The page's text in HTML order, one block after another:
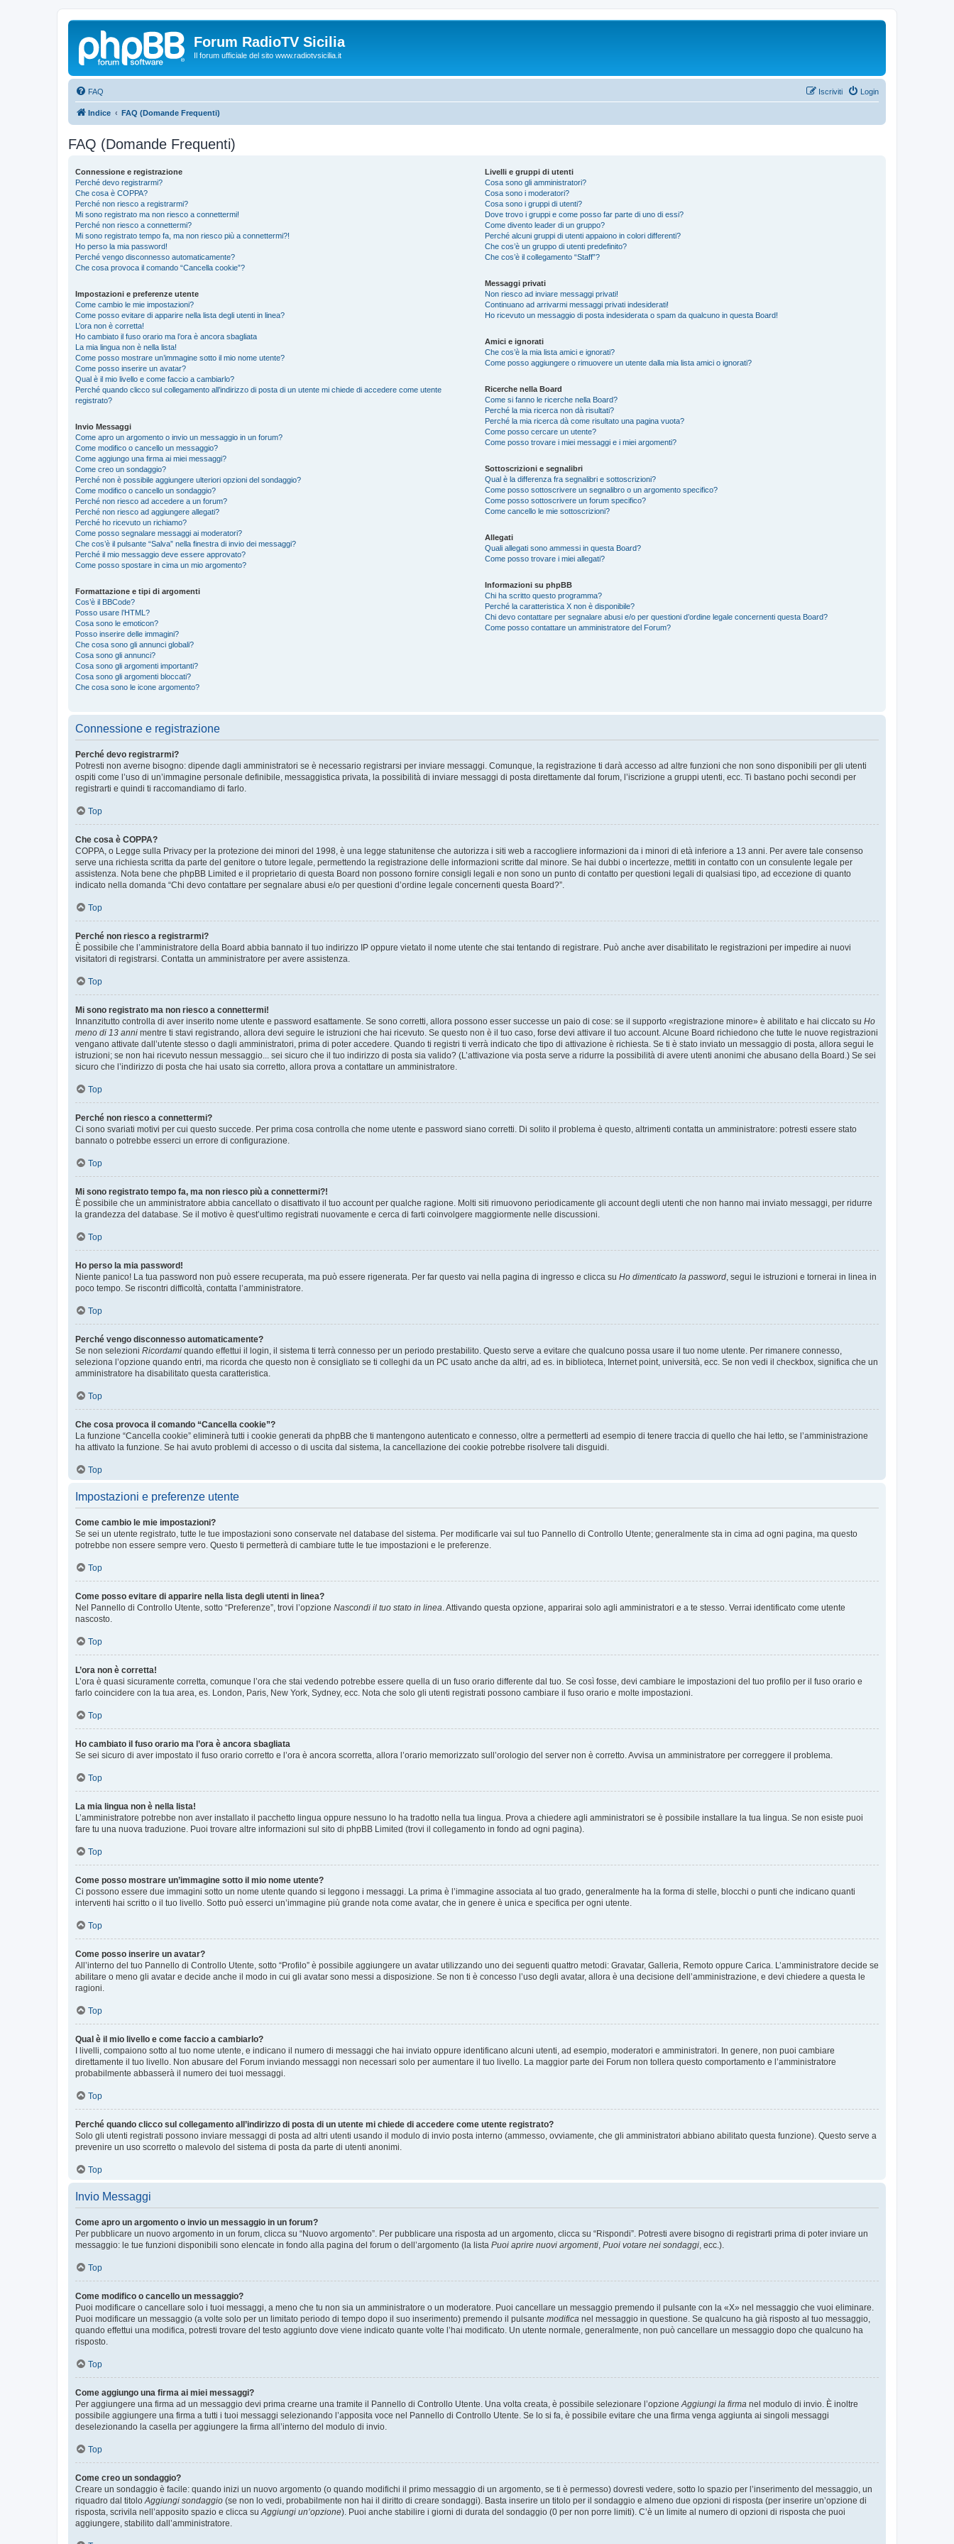
Forum RadioTV Sicilia
Il forum ufficiale del sito www.radiotvsicilia.it
FAQ Login
Iscriviti
Indice FAQ (Domande Frequenti)
FAQ (Domande Frequenti)
Connessione e registrazione
Perché devo registrarmi?
Che cosa è COPPA?
Perché non riesco a registrarmi?
Mi sono registrato ma non riesco a connettermi!
Perché non riesco a connettermi?
Mi sono registrato tempo fa, ma non riesco più a connettermi?!
Ho perso la mia password!
Perché vengo disconnesso automaticamente?
Che cosa provoca il comando “Cancella cookie”?
Impostazioni e preferenze utente
Come cambio le mie impostazioni?
Come posso evitare di apparire nella lista degli utenti in linea?
L’ora non è corretta!
Ho cambiato il fuso orario ma l’ora è ancora sbagliata
La mia lingua non è nella lista!
Come posso mostrare un’immagine sotto il mio nome utente?
Come posso inserire un avatar?
Qual è il mio livello e come faccio a cambiarlo?
Perché quando clicco sul collegamento all’indirizzo di posta di un utente mi chiede di accedere come utente
registrato?
Invio Messaggi
Come apro un argomento o invio un messaggio in un forum?
Come modifico o cancello un messaggio?
Come aggiungo una firma ai miei messaggi?
Come creo un sondaggio?
Perché non è possibile aggiungere ulteriori opzioni del sondaggio?
Come modifico o cancello un sondaggio?
Perché non riesco ad accedere a un forum?
Perché non riesco ad aggiungere allegati?
Perché ho ricevuto un richiamo?
Come posso segnalare messaggi ai moderatori?
Che cos’è il pulsante “Salva” nella finestra di invio dei messaggi?
Perché il mio messaggio deve essere approvato?
Come posso spostare in cima un mio argomento?
Formattazione e tipi di argomenti
Cos’è il BBCode?
Posso usare l’HTML?
Cosa sono le emoticon?
Posso inserire delle immagini?
Che cosa sono gli annunci globali?
Cosa sono gli annunci?
Cosa sono gli argomenti importanti?
Cosa sono gli argomenti bloccati?
Che cosa sono le icone argomento?
Livelli e gruppi di utenti
Cosa sono gli amministratori?
Cosa sono i moderatori?
Cosa sono i gruppi di utenti?
Dove trovo i gruppi e come posso far parte di uno di essi?
Come divento leader di un gruppo?
Perché alcuni gruppi di utenti appaiono in colori differenti?
Che cos’è un gruppo di utenti predefinito?
Che cos’è il collegamento “Staff”?
Messaggi privati
Non riesco ad inviare messaggi privati!
Continuano ad arrivarmi messaggi privati indesiderati!
Ho ricevuto un messaggio di posta indesiderata o spam da qualcuno in questa Board!
Amici e ignorati
Che cos’è la mia lista amici e ignorati?
Come posso aggiungere o rimuovere un utente dalla mia lista amici o ignorati?
Ricerche nella Board
Come si fanno le ricerche nella Board?
Perché la mia ricerca non dà risultati?
Perché la mia ricerca dà come risultato una pagina vuota?
Come posso cercare un utente?
Come posso trovare i miei messaggi e i miei argomenti?
Sottoscrizioni e segnalibri
Qual è la differenza fra segnalibri e sottoscrizioni?
Come posso sottoscrivere un segnalibro o un argomento specifico?
Come posso sottoscrivere un forum specifico?
Come cancello le mie sottoscrizioni?
Allegati
Quali allegati sono ammessi in questa Board?
Come posso trovare i miei allegati?
Informazioni su phpBB
Chi ha scritto questo programma?
Perché la caratteristica X non è disponibile?
Chi devo contattare per segnalare abusi e/o per questioni d’ordine legale concernenti questa Board?
Come posso contattare un amministratore del Forum?
Connessione e registrazione
Perché devo registrarmi?
Potresti non averne bisogno: dipende dagli amministratori se è necessario registrarsi per inviare messaggi. Comunque, la registrazione ti darà accesso ad altre funzioni che non sono disponibili per gli utenti
ospiti come l’uso di un’immagine personale definibile, messaggistica privata, la possibilità di inviare messaggi di posta direttamente dal forum, l’iscrizione a gruppi utenti, ecc. Ti bastano pochi secondi per
registrarti e quindi ti raccomandiamo di farlo.
Top
Che cosa è COPPA?
COPPA, o Legge sulla Privacy per la protezione dei minori del 1998, è una legge statunitense che autorizza i siti web a raccogliere informazioni da i minori di età inferiore a 13 anni. Per avere tale consenso
serve una richiesta scritta da parte del genitore o tutore legale, permettendo la registrazione delle informazioni scritte dal minore. Se hai dubbi o incertezze, mettiti in contatto con un consulente legale per
assistenza. Nota bene che phpBB Limited e il proprietario di questa Board non possono fornire consigli legali e non sono un punto di contatto per questioni legali di qualsiasi tipo, ad eccezione di quanto
indicato nella domanda “Chi devo contattare per segnalare abusi e/o per questioni d’ordine legale concernenti questa Board?”.
Top
Perché non riesco a registrarmi?
È possibile che l’amministratore della Board abbia bannato il tuo indirizzo IP oppure vietato il nome utente che stai tentando di registrare. Può anche aver disabilitato le registrazioni per impedire ai nuovi
visitatori di registrarsi. Contatta un amministratore per avere assistenza.
Top
Mi sono registrato ma non riesco a connettermi!
Innanzitutto controlla di aver inserito nome utente e password esattamente. Se sono corretti, allora possono esser successe un paio di cose: se il supporto «registrazione minore» è abilitato e hai cliccato su Ho
meno di 13 anni mentre ti stavi registrando, allora devi seguire le istruzioni che hai ricevuto. Se questo non è il tuo caso, forse devi attivare il tuo account. Alcune Board richiedono che tutte le nuove registrazioni
vengano attivate dall’utente stesso o dagli amministratori, prima di poter accedere. Quando ti registri ti verrà indicato che tipo di attivazione è richiesta. Se ti è stato inviato un messaggio di posta, allora segui le
istruzioni; se non hai ricevuto nessun messaggio... sei sicuro che il tuo indirizzo di posta sia valido? (L’attivazione via posta serve a ridurre la possibilità di avere utenti anonimi che abusano della Board.) Se sei
sicuro che l’indirizzo di posta che hai usato sia corretto, allora prova a contattare un amministratore.
Top
Perché non riesco a connettermi?
Ci sono svariati motivi per cui questo succede. Per prima cosa controlla che nome utente e password siano corretti. Di solito il problema è questo, altrimenti contatta un amministratore: potresti essere stato
bannato o potrebbe esserci un errore di configurazione.
Top
Mi sono registrato tempo fa, ma non riesco più a connettermi?!
È possibile che un amministratore abbia cancellato o disattivato il tuo account per qualche ragione. Molti siti rimuovono periodicamente gli account degli utenti che non hanno mai inviato messaggi, per ridurre
la grandezza del database. Se il motivo è quest’ultimo registrati nuovamente e cerca di farti coinvolgere maggiormente nelle discussioni.
Top
Ho perso la mia password!
Niente panico! La tua password non può essere recuperata, ma può essere rigenerata. Per far questo vai nella pagina di ingresso e clicca su Ho dimenticato la password , segui le istruzioni e tornerai in linea in
poco tempo. Se riscontri difficoltà, contatta l’amministratore.
Top
Perché vengo disconnesso automaticamente?
Se non selezioni Ricordami quando effettui il login, il sistema ti terrà connesso per un periodo prestabilito. Questo serve a evitare che qualcuno possa usare il tuo nome utente. Per rimanere connesso,
seleziona l’opzione quando entri, ma ricorda che questo non è consigliato se ti colleghi da un PC usato anche da altri, ad es. in biblioteca, Internet point, università, ecc. Se non vedi il checkbox, significa che un
amministratore ha disabilitato questa caratteristica.
Top
Che cosa provoca il comando “Cancella cookie”?
La funzione “Cancella cookie” eliminerà tutti i cookie generati da phpBB che ti mantengono autenticato e connesso, oltre a permetterti ad esempio di tenere traccia di quello che hai letto, se l’amministrazione
ha attivato la funzione. Se hai avuto problemi di accesso o di uscita dal sistema, la cancellazione dei cookie potrebbe risolvere tali disguidi.
Top
Impostazioni e preferenze utente
Come cambio le mie impostazioni?
Se sei un utente registrato, tutte le tue impostazioni sono conservate nel database del sistema. Per modificarle vai sul tuo Pannello di Controllo Utente; generalmente sta in cima ad ogni pagina, ma questo
potrebbe non essere sempre vero. Questo ti permetterà di cambiare tutte le tue impostazioni e le preferenze.
Top
Come posso evitare di apparire nella lista degli utenti in linea?
Nel Pannello di Controllo Utente, sotto “Preferenze”, trovi l’opzione Nascondi il tuo stato in linea . Attivando questa opzione, apparirai solo agli amministratori e a te stesso. Verrai identificato come utente
nascosto.
Top
L’ora non è corretta!
L’ora è quasi sicuramente corretta, comunque l’ora che stai vedendo potrebbe essere quella di un fuso orario differente dal tuo. Se così fosse, devi cambiare le impostazioni del tuo profilo per il fuso orario e
farlo coincidere con la tua area, es. London, Paris, New York, Sydney, ecc. Nota che solo gli utenti registrati possono cambiare il fuso orario e molte impostazioni.
Top
Ho cambiato il fuso orario ma l’ora è ancora sbagliata
Se sei sicuro di aver impostato il fuso orario corretto e l’ora è ancora scorretta, allora l’orario memorizzato sull’orologio del server non è corretto. Avvisa un amministratore per correggere il problema.
Top
La mia lingua non è nella lista!
L’amministratore potrebbe non aver installato il pacchetto lingua oppure nessuno lo ha tradotto nella tua lingua. Prova a chiedere agli amministratori se è possibile installare la tua lingua. Se non esiste puoi
fare tu una nuova traduzione. Puoi trovare altre informazioni sul sito di phpBB Limited (trovi il collegamento in fondo ad ogni pagina).
Top
Come posso mostrare un’immagine sotto il mio nome utente?
Ci possono essere due immagini sotto un nome utente quando si leggono i messaggi. La prima è l’immagine associata al tuo grado, generalmente ha la forma di stelle, blocchi o punti che indicano quanti
interventi hai scritto o il tuo livello. Sotto può esserci un’immagine più grande nota come avatar, che in genere è unica e specifica per ogni utente.
Top
Come posso inserire un avatar?
All’interno del tuo Pannello di Controllo Utente, sotto “Profilo” è possibile aggiungere un avatar utilizzando uno dei seguenti quattro metodi: Gravatar, Galleria, Remoto oppure Carica. L’amministratore decide se
abilitare o meno gli avatar e decide anche il modo in cui gli avatar sono messi a disposizione. Se non ti è concesso l’uso degli avatar, allora è una decisione dell’amministrazione, e devi chiedere a questa le
ragioni.
Top
Qual è il mio livello e come faccio a cambiarlo?
I livelli, compaiono sotto al tuo nome utente, e indicano il numero di messaggi che hai inviato oppure identificano alcuni utenti, ad esempio, moderatori e amministratori. In genere, non puoi cambiare
direttamente il tuo livello. Non abusare del Forum inviando messaggi non necessari solo per aumentare il tuo livello. La maggior parte dei Forum non tollera questo comportamento e l’amministratore
probabilmente abbasserà il numero dei tuoi messaggi.
Top
Perché quando clicco sul collegamento all’indirizzo di posta di un utente mi chiede di accedere come utente registrato?
Solo gli utenti registrati possono inviare messaggi di posta ad altri utenti usando il modulo di invio posta interno (ammesso, ovviamente, che gli amministratori abbiano abilitato questa funzione). Questo serve a
prevenire un uso scorretto o malevolo del sistema di posta da parte di utenti anonimi.
Top
Invio Messaggi
Come apro un argomento o invio un messaggio in un forum?
Per pubblicare un nuovo argomento in un forum, clicca su “Nuovo argomento”. Per pubblicare una risposta ad un argomento, clicca su “Rispondi”. Potresti avere bisogno di registrarti prima di poter inviare un
messaggio: le tue funzioni disponibili sono elencate in fondo alla pagina del forum o dell’argomento (la lista Puoi aprire nuovi argomenti Puoi votare nei sondaggi , ecc.).
Top
Come modifico o cancello un messaggio?
Puoi modificare o cancellare solo i tuoi messaggi, a meno che tu non sia un amministratore o un moderatore. Puoi cancellare un messaggio premendo il pulsante con la «X» nel messaggio che vuoi eliminare.
Puoi modificare un messaggio (a volte solo per un limitato periodo di tempo dopo il suo inserimento) premendo il pulsante modifica nel messaggio in questione. Se qualcuno ha già risposto al tuo messaggio,
quando effettui una modifica, potresti trovare del testo aggiunto dove viene indicato quante volte l’hai modificato. Un utente normale, generalmente, non può cancellare un messaggio dopo che qualcuno ha
risposto.
Top
Come aggiungo una firma ai miei messaggi?
Per aggiungere una firma ad un messaggio devi prima crearne una tramite il Pannello di Controllo Utente. Una volta creata, è possibile selezionare l’opzione Aggiungi la firma nel modulo di invio. È inoltre
possibile aggiungere una firma a tutti i tuoi messaggi selezionando l’apposita voce nel Pannello di Controllo Utente. Se lo si fa, è possibile evitare che una firma venga aggiunta ai singoli messaggi
deselezionando la casella per aggiungere la firma all’interno del modulo di invio.
Top
Come creo un sondaggio?
Creare un sondaggio è facile: quando inizi un nuovo argomento (o quando modifichi il primo messaggio di un argomento, se ti è permesso) dovresti vedere, sotto lo spazio per l’inserimento del messaggio, un
riquadro dal titolo Aggiungi sondaggio (se non lo vedi, probabilmente non hai il diritto di creare sondaggi). Basta inserire un titolo per il sondaggio e almeno due opzioni di risposta (per inserire un’opzione di
risposta, scrivila nell’apposito spazio e clicca su Aggiungi un’opzione). Puoi anche stabilire i giorni di durata del sondaggio (0 per non porre limiti). C’è un limite al numero di opzioni di risposta che puoi
aggiungere, stabilito dall’amministratore.